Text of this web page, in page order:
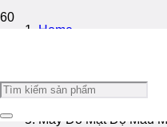
Home
/
Máy Đo Mật Độ Màu